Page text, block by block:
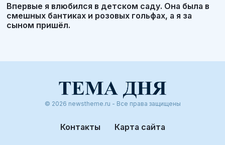
Впервые я влюбился в детском саду. Она была в
смешных бантиках и розовых гольфах, а я за
сыном пришёл.
© 2026 newstheme.ru - Все права защищены
Контакты Карта сайта